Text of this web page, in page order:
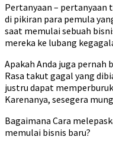
Pertanyaan –
di pikiran para pemula
saat memulai sebuah
mereka ke lubang
Apakah Anda juga pernah
Rasa takut gagal yang
justru dapat
Karenanya, sesegera
Bagaimana Cara
memulai bisnis baru?